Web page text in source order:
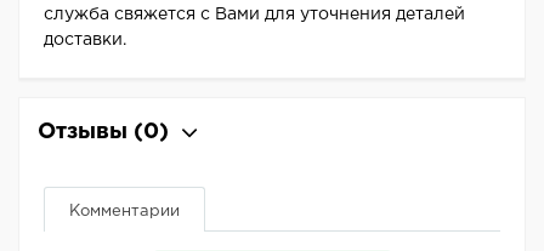
служба свяжется с Вами для уточнения деталей
доставки.
Отзывы (0)
Комментарии